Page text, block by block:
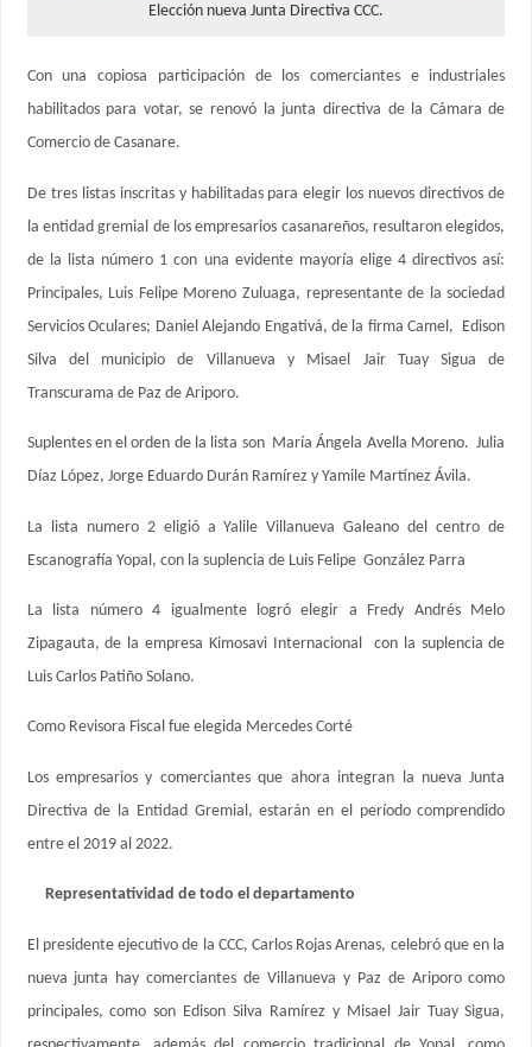
Elección nueva Junta Directiva CCC.
Con una copiosa participación de los comerciantes e industriales
habilitados para votar, se renovó la junta directiva de la Cámara de
Comercio de Casanare.
De tres listas inscritas y habilitadas para elegir los nuevos directivos de
la entidad gremial de los empresarios casanareños, resultaron elegidos,
de la lista número 1 con una evidente mayoría elige 4 directivos así:
Principales, Luis Felipe Moreno Zuluaga, representante de la sociedad
Servicios Oculares; Daniel Alejando Engativá, de la firma Camel, Edison
Silva del municipio de Villanueva y Misael Jair Tuay Sigua de
Transcurama de Paz de Ariporo.
Suplentes en el orden de la lista son María Ángela Avella Moreno. Julia
Díaz López, Jorge Eduardo Durán Ramírez y Yamile Martínez Ávila.
La lista numero 2 eligió a Yalile Villanueva Galeano del centro de
Escanografía Yopal, con la suplencia de Luis Felipe González Parra
La lista número 4 igualmente logró elegir a Fredy Andrés Melo
Zipagauta, de la empresa Kimosavi Internacional con la suplencia de
Luis Carlos Patiño Solano.
Como Revisora Fiscal fue elegida Mercedes Corté
Los empresarios y comerciantes que ahora integran la nueva Junta
Directiva de la Entidad Gremial, estarán en el período comprendido
entre el 2019 al 2022.
Representatividad de todo el departamento
El presidente ejecutivo de la CCC, Carlos Rojas Arenas, celebró que en la
nueva junta hay comerciantes de Villanueva y Paz de Ariporo como
principales, como son Edison Silva Ramírez y Misael Jair Tuay Sigua,